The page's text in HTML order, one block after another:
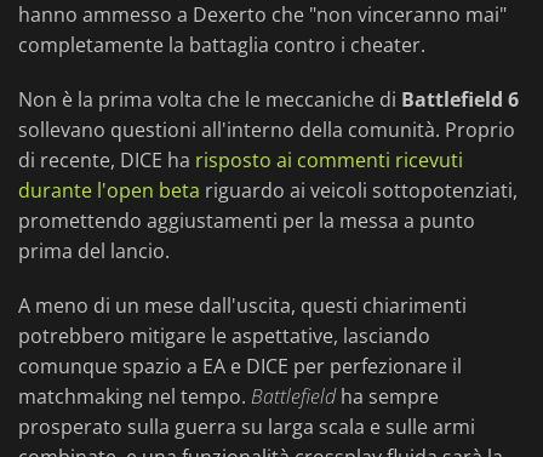
hanno ammesso a Dexerto che "non vinceranno mai"
completamente la battaglia contro i cheater.
Non è la prima volta che le meccaniche di Battlefield 6
sollevano questioni all'interno della comunità. Proprio
di recente, DICE ha risposto ai commenti ricevuti
durante l'open beta riguardo ai veicoli sottopotenziati,
promettendo aggiustamenti per la messa a punto
prima del lancio.
A meno di un mese dall'uscita, questi chiarimenti
potrebbero mitigare le aspettative, lasciando
comunque spazio a EA e DICE per perfezionare il
matchmaking nel tempo. Battlefieldha sempre
prosperato sulla guerra su larga scala e sulle armi